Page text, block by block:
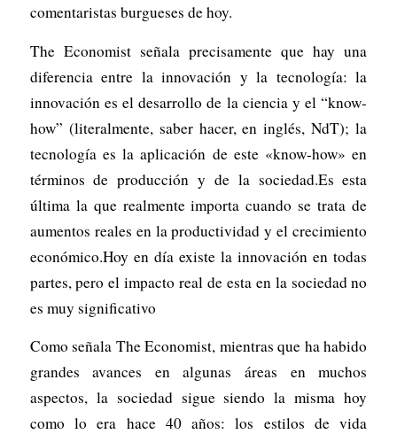
comentaristas burgueses de hoy.
The Economist señala precisamente que hay una
diferencia entre la innovación y la tecnología: la
innovación es el desarrollo de la ciencia y el “know-
how” (literalmente, saber hacer, en inglés, NdT); la
tecnología es la aplicación de este «know-how» en
términos de producción y de la sociedad.Es esta
última la que realmente importa cuando se trata de
aumentos reales en la productividad y el crecimiento
económico.Hoy en día existe la innovación en todas
partes, pero el impacto real de esta en la sociedad no
es muy significativo
Como señala The Economist, mientras que ha habido
grandes avances en algunas áreas en muchos
aspectos, la sociedad sigue siendo la misma hoy
como lo era hace 40 años: los estilos de vida